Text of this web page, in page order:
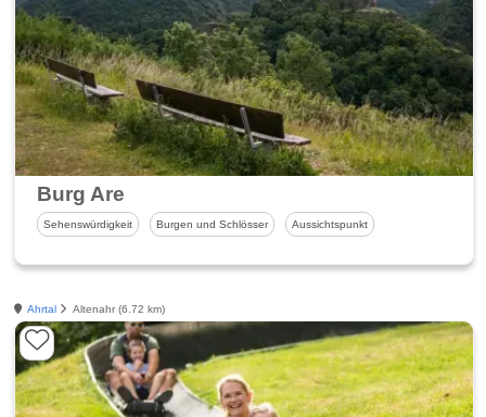
Burg Are
Sehenswürdigkeit Burgen und Schlösser Aussichtspunkt
Ahrtal Altenahr (6.72 km)